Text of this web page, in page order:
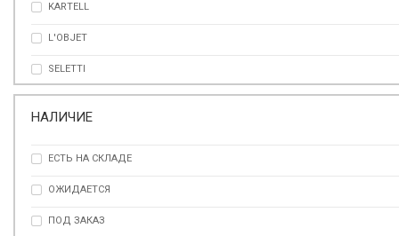
ОРАНЖЕВЫЙ
ПЕСОЧНЫЙ
РАЗНОЦВЕТНЫЙ
СЕРЕБРЯНЫЙ
СЕРЫЙ
СИНИЙ
KARTELL
L'OBJET
SELETTI
VISTA ALEGRE
НАЛИЧИЕ
ЕСТЬ НА СКЛАДЕ
ОЖИДАЕТСЯ
ПОД ЗАКАЗ